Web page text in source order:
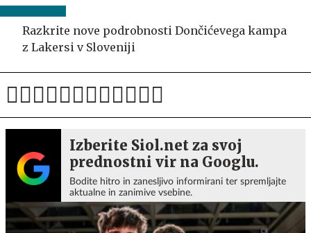
Razkrite nove podrobnosti Dončićevega kampa
z Lakersi v Sloveniji
Izberite Siol.net za svoj
prednostni vir na Googlu.
Bodite hitro in zanesljivo informirani ter spremljajte
aktualne in zanimive vsebine.